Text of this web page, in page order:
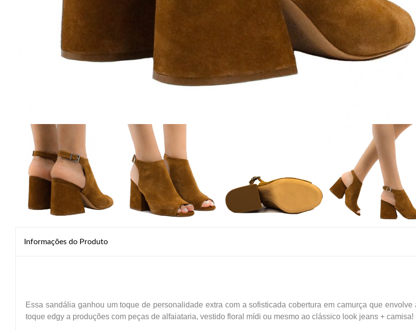
Informações do Produto
Essa sandália ganhou um toque de personalidade extra com a sofisticada cobertura em camurça que
toque edgy a produções com peças de alfaiataria, vestido floral mídi ou mesmo ao clássico look jeans + camisa!